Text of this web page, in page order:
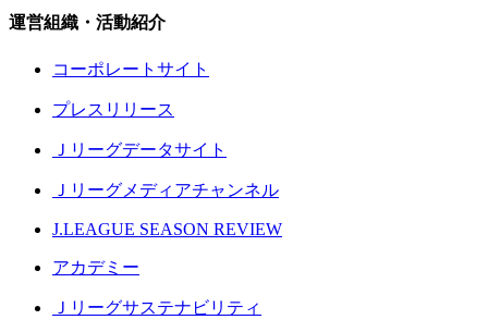
運営組織・活動紹介
コーポレートサイト
プレスリリース
Ｊリーグデータサイト
Ｊリーグメディアチャンネル
J.LEAGUE SEASON REVIEW
アカデミー
Ｊリーグサステナビリティ